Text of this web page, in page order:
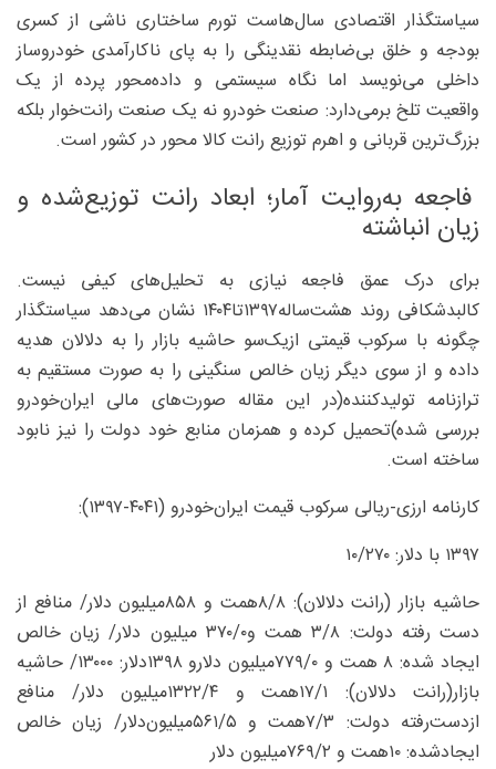
سیاستگذار اقتصادی سال‌هاست تورم ساختاری ناشی از کسری
بودجه و خلق بی‌ضابطه نقدینگی را به پای ناکارآمدی خودروساز
داخلی می‌نویسد اما نگاه سیستمی و داده‌محور پرده از یک
واقعیت تلخ برمی‌دارد: صنعت خودرو نه یک صنعت رانت‌خوار بلکه
بزرگ‌ترین قربانی و اهرم توزیع رانت کالا محور در کشور است.
فاجعه به‌روایت آمار؛ ابعاد رانت توزیع‌شده و
زیان انباشته
برای درک عمق فاجعه نیازی به تحلیل‌های کیفی نیست.
کالبدشکافی روند هشت‌ساله۱۳۹۷تا۱۴۰۴ نشان می‌دهد سیاستگذار
چگونه با سرکوب قیمتی ازیک‌سو حاشیه بازار را به دلالان هدیه
داده و از سوی دیگر زیان خالص سنگینی را به صورت مستقیم به
ترازنامه تولیدکننده(در این مقاله صورت‌های مالی ایران‌خودرو
بررسی شده)تحمیل کرده و همزمان منابع خود دولت را نیز نابود
ساخته است.
کارنامه ارزی-ریالی سرکوب قیمت ایران‌خودرو (۴۰۴۱-۱۳۹۷):
۱۳۹۷ با‏ دلار: ۲۷۰/‏۱۰
حاشیه بازار (رانت دلالان): ۸/‏۸همت و ۸۵۸‌میلیون دلار/ منافع از
دست رفته دولت: ۸/‏۳ همت و۰/‏۳۷۰ ‌میلیون دلار/ زیان خالص
ایجاد شده: ۸ همت و ۰/‏۷۷۹‌میلیون دلارو ۱۳۹۸‏دلار: ۱۳۰۰۰/ حاشیه
بازار(رانت دلالان): ۱/‏۱۷همت و ۴/‏۱۳۲۲‌میلیون دلار/ منافع
ازدست‌رفته دولت: ۳/‏۷همت و‏ ۵/‏۵۶۱‌میلیون‌دلار/ زیان خالص
ایجادشده: ۱۰همت و ۲/‏۷۶۹‌میلیون دلار